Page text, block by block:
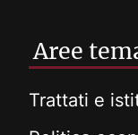
Aree
Trattati e